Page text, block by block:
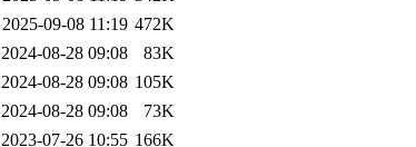
2025-09-08 11:19 472K
2024-08-28 09:08
83K
2024-08-28 09:08 105K
2024-08-28 09:08
73K
2023-07-26 10:55 166K